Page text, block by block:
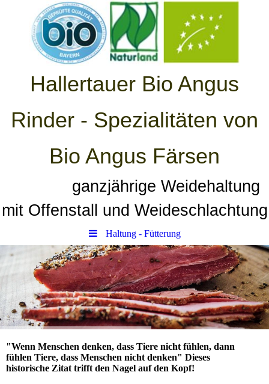
Hallertauer Bio Angus
Rinder - Spezialitäten von
Bio Angus Färsen
ganzjährige Weidehaltung
mit Offenstall und Weideschlachtung
Haltung - Fütterung
"Wenn Menschen denken, dass Tiere nicht fühlen, dann
fühlen Tiere, dass Menschen nicht denken" Dieses
historische Zitat trifft den Nagel auf den Kopf!